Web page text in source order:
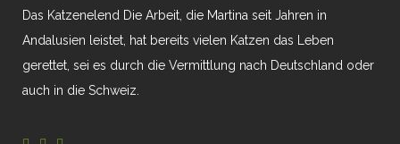
Das Katzenelend Die Arbeit, die Martina seit Jahren in
Andalusien leistet, hat bereits vielen Katzen das Leben
gerettet, sei es durch die Vermittlung nach Deutschland oder
auch in die Schweiz.